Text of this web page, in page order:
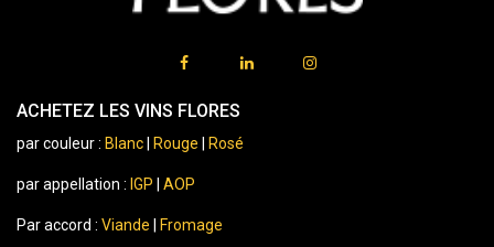
ACHETEZ LES VINS FLORES
par couleur : Blanc Rouge Rosé
par appellation : IGP AOP
Par accord : Viande Fromage